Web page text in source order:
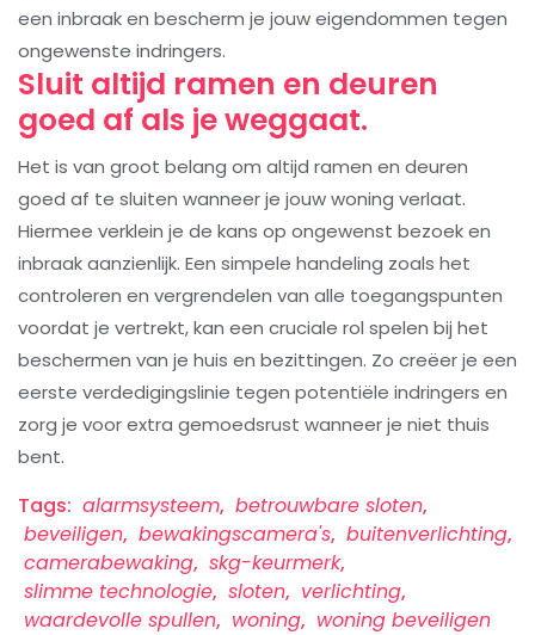
een inbraak en bescherm je jouw eigendommen tegen
ongewenste indringers.
Sluit altijd ramen en deuren
goed af als je weggaat.
Het is van groot belang om altijd ramen en deuren
goed af te sluiten wanneer je jouw woning verlaat.
Hiermee verklein je de kans op ongewenst bezoek en
inbraak aanzienlijk. Een simpele handeling zoals het
controleren en vergrendelen van alle toegangspunten
voordat je vertrekt, kan een cruciale rol spelen bij het
beschermen van je huis en bezittingen. Zo creëer je een
eerste verdedigingslinie tegen potentiële indringers en
zorg je voor extra gemoedsrust wanneer je niet thuis
bent.
Tags: alarmsysteem, betrouwbare sloten,
beveiligen, bewakingscamera's, buitenverlichting,
camerabewaking, skg-keurmerk,
slimme technologie, sloten, verlichting,
waardevolle spullen, woning, woning beveiligen